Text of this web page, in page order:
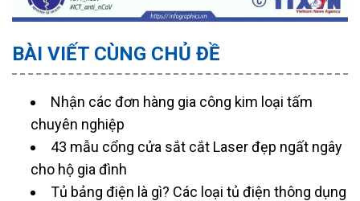
BÀI VIẾT CÙNG CHỦ ĐỀ
Nhận các đơn hàng gia công kim loại tấm
chuyên nghiệp
43 mẫu cổng cửa sắt cắt Laser đẹp ngất ngây
cho hộ gia đình
Tủ bảng điện là gì? Các loại tủ điện thông dụng